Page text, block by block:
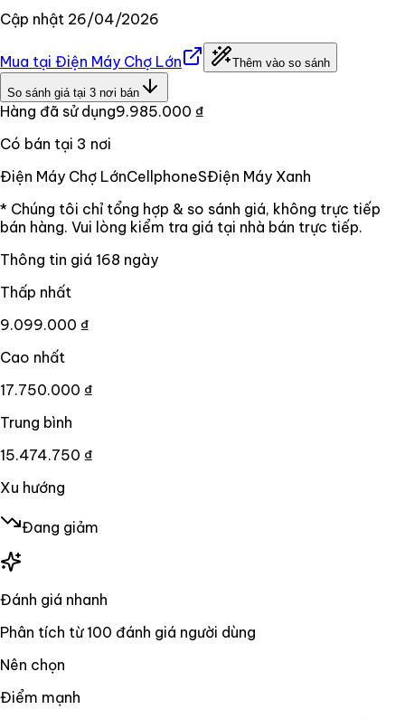
Cập nhật 26/04/2026
Mua tại Điện Máy Chợ Lớn Thêm vào so sánh
So sánh giá tại 3 nơi bán
Hàng đã sử dụng9.985.000 ₫
Có bán tại 3 nơi
Điện Máy Chợ LớnCellphoneSĐiện Máy Xanh
* Chúng tôi chỉ tổng hợp & so sánh giá, không trực tiếp
bán hàng. Vui lòng kiểm tra giá tại nhà bán trực tiếp.
Thông tin giá 168 ngày
Thấp nhất
9.099.000 ₫
Cao nhất
17.750.000 ₫
Trung bình
15.474.750 ₫
Xu hướng
Đang giảm
Đánh giá nhanh
Phân tích từ100 đánh giá người dùng
Nên chọn
Điểm mạnh